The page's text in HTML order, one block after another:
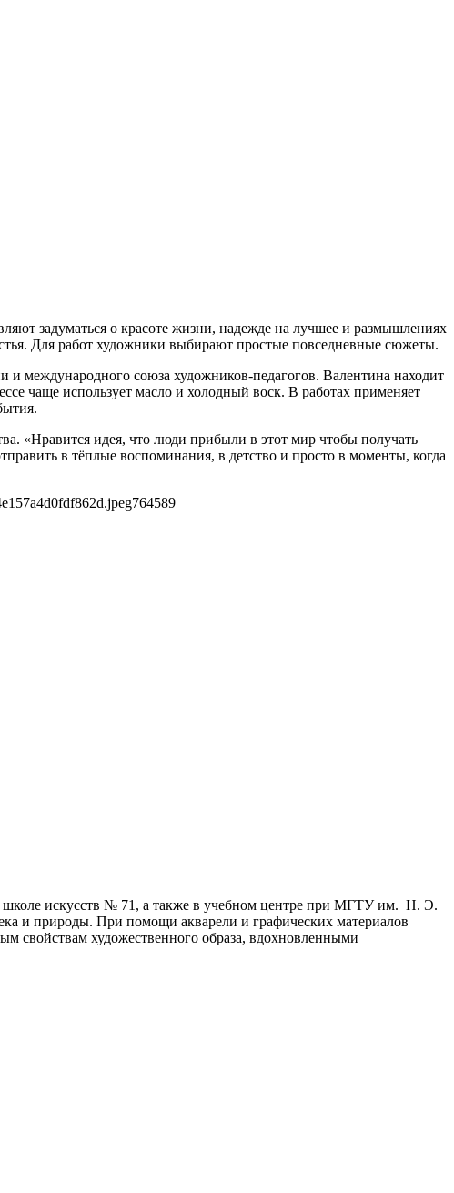
задуматься о красоте жизни, надежде на лучшее и размышлениях
Для работ художники выбирают простые повседневные сюжеты.
международного союза художников-педагогов. Валентина находит
чаще использует масло и холодный воск. В работах применяет
«Нравится идея, что люди прибыли в этот мир чтобы получать
в тёплые воспоминания, в детство и просто в моменты, когда
764589
школе искусств № 71, а также в учебном центре при МГТУ им. Н. Э.
и природы. При помощи акварели и графических материалов
свойствам художественного образа, вдохновленными